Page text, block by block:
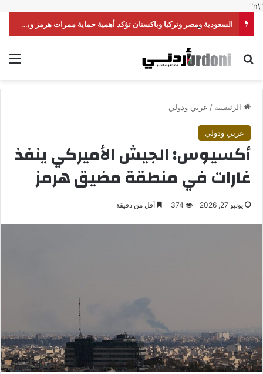
"\n"
السعودية ومصر وتركيا وباكستان تؤكد أهمية حماية ممرات هرمز وباب المندب
بحث عن
الرئيسية / عربي ودولي
عربي ودولي
أكسيوس: الجيش الأميركي ينفذ
غارات في منطقة مضيق هرمز
يونيو 27, 2026 374 أقل من دقيقة